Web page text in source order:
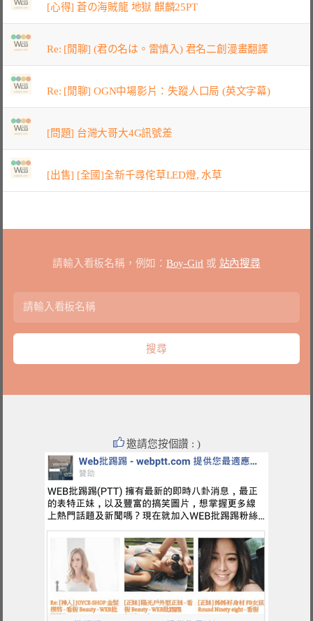
[心得] 蒼の海賊龍 地獄 麒麟25PT
Re: [閒聊] (君の名は。雷慎入) 君名二創漫畫翻譯
Re: [閒聊] OGN中場影片：失蹤人口局 (英文字幕)
[問題] 台灣大哥大4G訊號差
[出售] [全國]全新千尋侘草LED燈, 水草
請輸入看板名稱，例如： Boy-Girl 或 站內搜尋
邀請您按個讚 : )